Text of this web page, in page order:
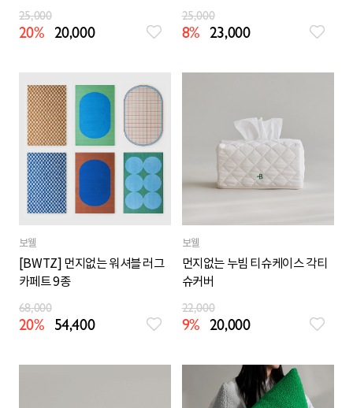
3colors
25,000
20% 20,000
온/보냉)
25,000
8% 23,000
보웰
[BWTZ] 먼지없는 워셔블 러그
카페트 9종
68,000
20% 54,400
보웰
먼지없는 누빔 티슈케이스 각티
슈커버
22,000
9% 20,000